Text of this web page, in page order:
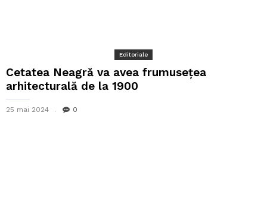
Editoriale
Cetatea Neagră va avea frumusețea
arhitecturală de la 1900
25 mai 2024 0